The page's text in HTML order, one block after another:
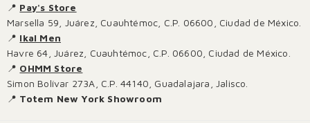
📍 Pay's Store
Marsella 59, Juárez, Cuauhtémoc, C.P. 06600, Ciudad de México.
📍 Ikal Men
Havre 64, Juárez, Cuauhtémoc, C.P. 06600, Ciudad de México.
📍 OHMM Store
Simon Bolívar 273A, C.P. 44140, Guadalajara, Jalisco.
📍 Totem New York Showroom